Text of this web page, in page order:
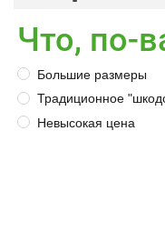
Что, по-
Большие размеры
Традиционное
Невысокая цена